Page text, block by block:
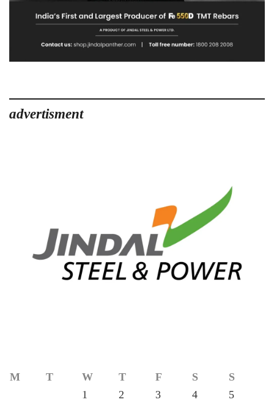
advertisment
M T W T F S
S
1
2 3 4
5